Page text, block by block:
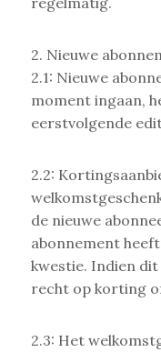
2. Nieuwe
2.1: Nieuwe
moment ingaan,
eerstvolgende
2.2:
de nieuwe
abonnement
kwestie. Indien
recht op korting
2.3: Het